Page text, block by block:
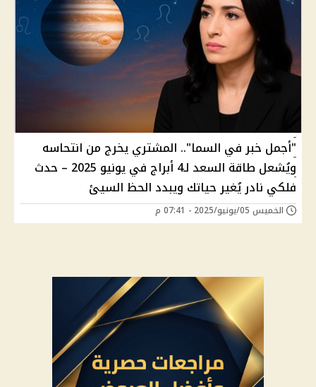
"أجمل خبر في السما".. المشتري يخرج من انتحاسه
ويُشعل طاقة السعد لـ4 أبراج في يونيو 2025 – حدث
فلكي نادر يُغير حياتك ويبدد الحظ السيئ
الخميس 05/يونيو/2025 - 07:41 م